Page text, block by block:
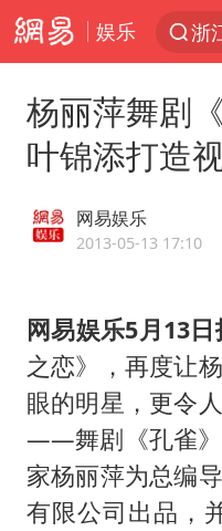
娱乐
刘
上
杨丽萍舞剧
叶锦添打造
网易娱乐
2013-05-13 17:10
网易娱乐5月13日
之恋》，再度让
眼的明星，更令
——舞剧《孔雀》
家杨丽萍为总编
有限公司出品，